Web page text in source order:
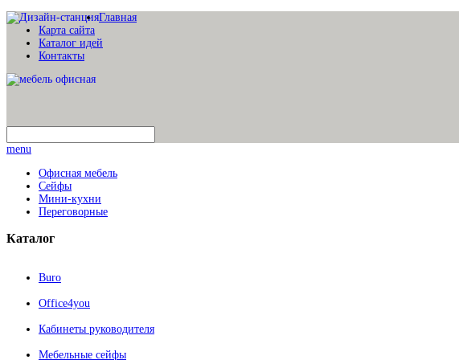
Главная
Карта сайта
Каталог идей
Контакты
menu
Офисная мебель
Сейфы
Мини-кухни
Переговорные
Каталог
Buro
Office4you
Кабинеты руководителя
Мебельные сейфы